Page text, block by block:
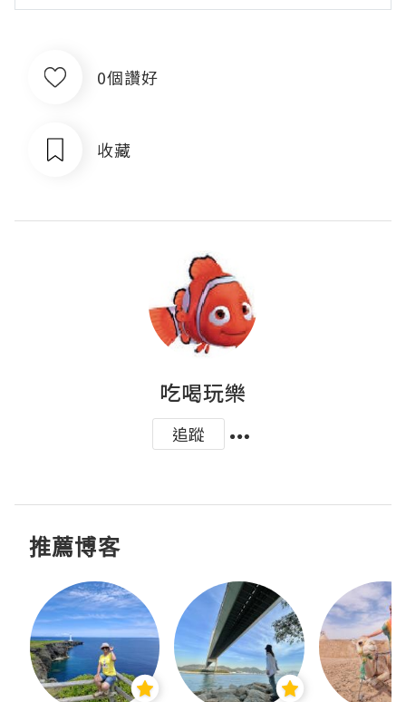
0個讚好
收藏
吃喝玩樂
追蹤
推薦博客